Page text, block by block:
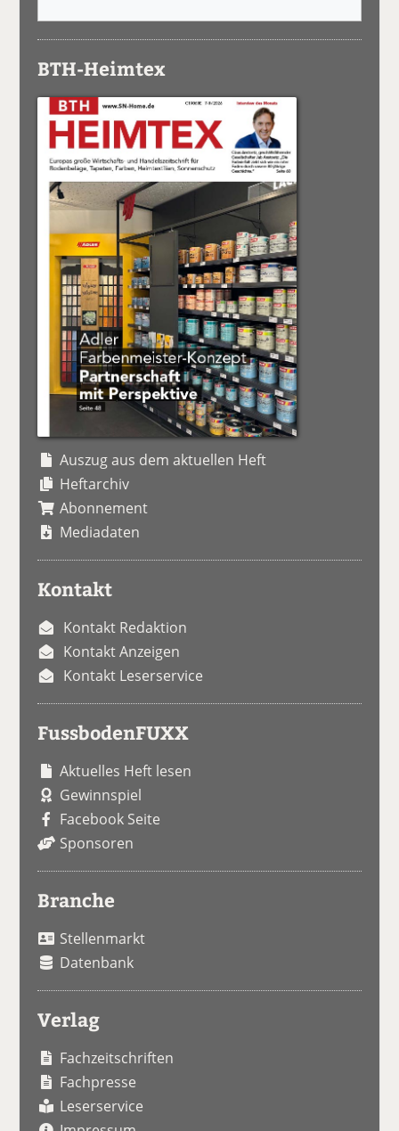
BTH-Heimtex
Auszug aus dem aktuellen Heft
Heftarchiv
Abonnement
Mediadaten
Kontakt
Kontakt Redaktion
Kontakt Anzeigen
Kontakt Leserservice
FussbodenFUXX
Aktuelles Heft lesen
Gewinnspiel
Facebook Seite
Sponsoren
Branche
Stellenmarkt
Datenbank
Verlag
Fachzeitschriften
Fachpresse
Leserservice